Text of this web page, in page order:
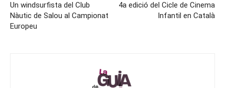
Un windsurfista del Club
Nàutic de Salou al Campionat
Europeu
4a edició del Cicle de Cinema
Infantil en Català